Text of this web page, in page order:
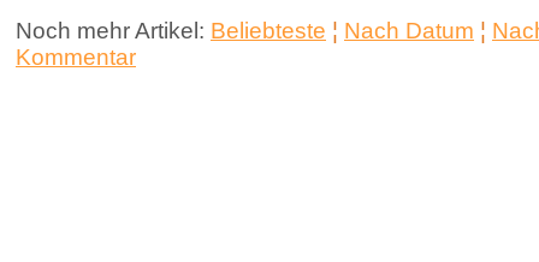
Noch mehr Artikel: Beliebteste ¦ Nach Datum ¦
Kommentar